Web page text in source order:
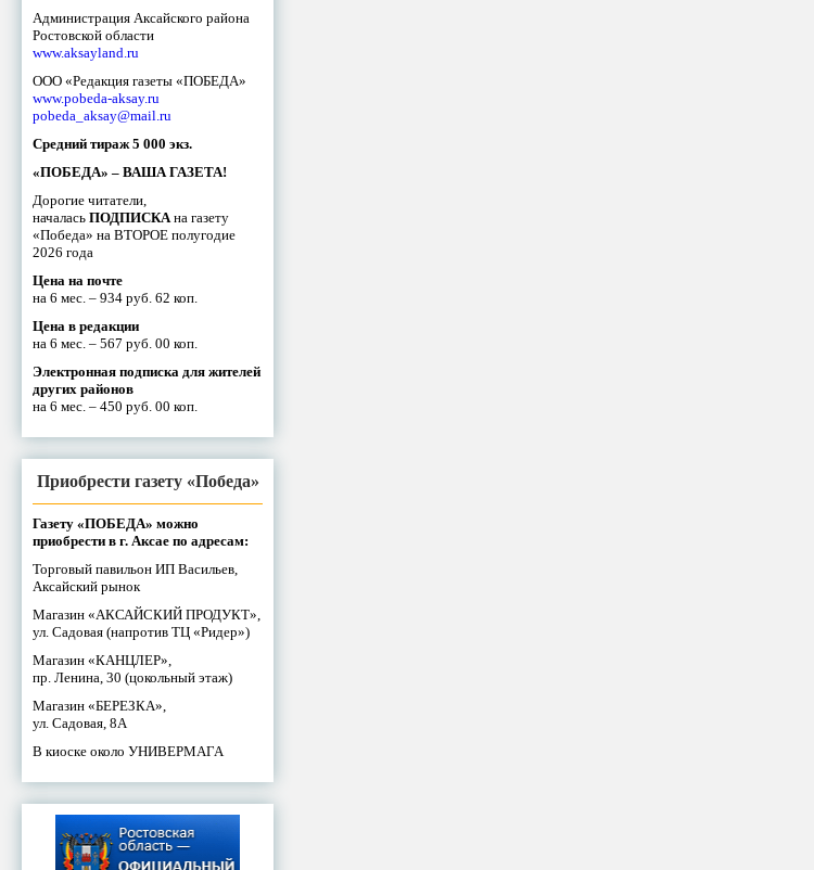
Администрация Аксайского района
Ростовской области
www.aksayland.ru
ООО «Редакция газеты «ПОБЕДА»
www.pobeda-aksay.ru
pobeda_aksay@mail.ru
Средний тираж 5 000 экз.
«ПОБЕДА» – ВАША ГАЗЕТА!
Дорогие читатели,
началась ПОДПИСКАна газету
«Победа» на ВТОРОЕ полугодие
2026 года
Цена на почте
на 6 мес. – 934 руб. 62 коп.
Цена в редакции
на 6 мес. – 567 руб. 00 коп.
Электронная подписка для жителей
других районов
на 6 мес. – 450 руб. 00 коп.
Приобрести газету «Победа»
Газету «ПОБЕДА» можно
приобрести в г. Аксае по адресам:
Торговый павильон ИП Васильев,
Аксайский рынок
Магазин «АКСАЙСКИЙ ПРОДУКТ»,
ул. Садовая (напротив ТЦ «Ридер»)
Магазин «КАНЦЛЕР»,
пр. Ленина, 30 (цокольный этаж)
Магазин «БЕРЕЗКА»,
ул. Садовая, 8А
В киоске около УНИВЕРМАГА